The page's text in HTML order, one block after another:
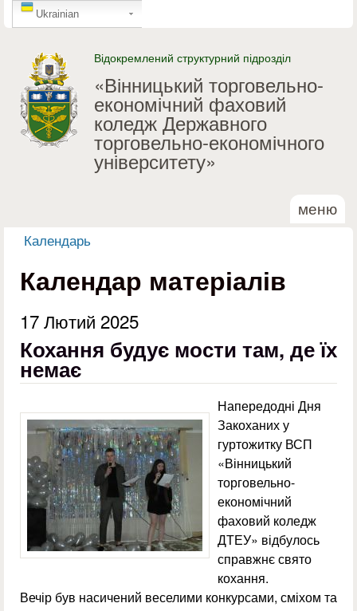
Перейти до основного
GTranslate
Ukrainian
Відокремлений структурний підрозділ
«Вінницький торговельно-
економічний фаховий
коледж Державного
торговельно-економічного
університету»
меню
Ви є тут
Календарь
Календар матеріалів
17 Лютий 2025
Кохання будує мости там, де їх
немає
Напередодні Дня
Закоханих у
гуртожитку ВСП
«Вінницький
торговельно-
економічний
фаховий коледж
ДТЕУ» відбулось
справжнє свято
кохання.
Вечір був насичений веселими конкурсами, сміхом та